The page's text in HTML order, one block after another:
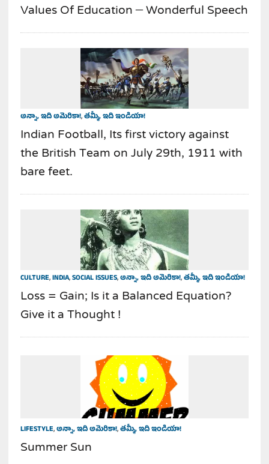
Values Of Education – Wonderful Speech
అన్నా, ఇది అమెరికా!,తమ్మీ, ఇది ఇండియా!
Indian Football, Its first victory against
the British Team on July 29th, 1911 with
bare feet.
CULTURE,INDIA,SOCIAL ISSUES,అన్నా, ఇది అమెరికా!,తమ్మీ, ఇది ఇండియా!
Loss = Gain; Is it a Balanced Equation?
Give it a Thought !
LIFESTYLE,అన్నా, ఇది అమెరికా!,తమ్మీ, ఇది ఇండియా!
Summer Sun